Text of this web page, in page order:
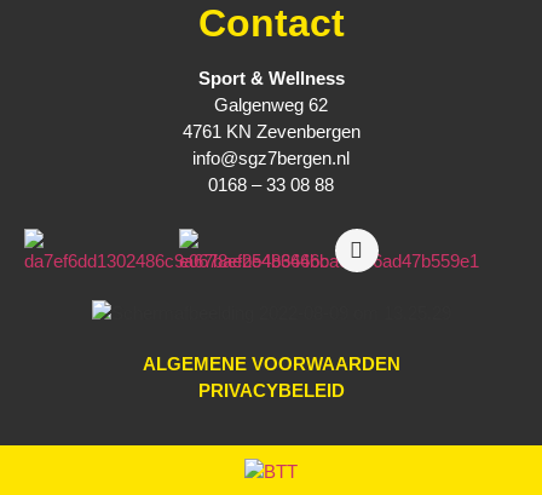
Contact
Sport & Wellness
Galgenweg 62
4761 KN Zevenbergen
info@sgz7bergen.nl
0168 – 33 08 88
ALGEMENE VOORWAARDEN
PRIVACYBELEID